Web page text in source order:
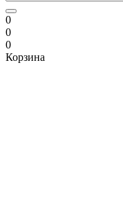
0
0
0
Корзина